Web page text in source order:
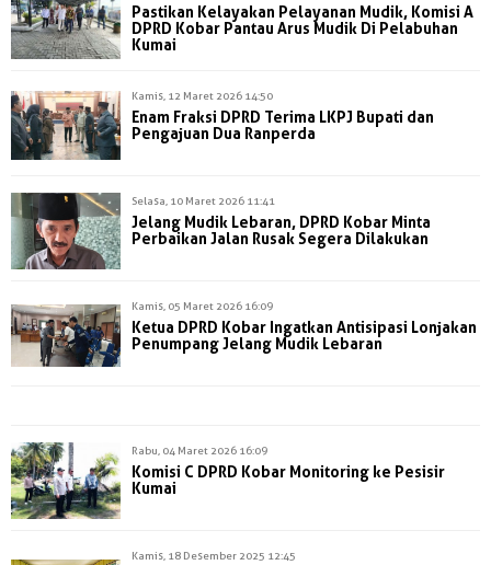
Pastikan Kelayakan Pelayanan Mudik, Komisi A
DPRD Kobar Pantau Arus Mudik Di Pelabuhan
Kumai
Kamis, 12 Maret 2026 14:50
Enam Fraksi DPRD Terima LKPJ Bupati dan
Pengajuan Dua Ranperda
Selasa, 10 Maret 2026 11:41
Jelang Mudik Lebaran, DPRD Kobar Minta
Perbaikan Jalan Rusak Segera Dilakukan
Kamis, 05 Maret 2026 16:09
Ketua DPRD Kobar Ingatkan Antisipasi Lonjakan
Penumpang Jelang Mudik Lebaran
Rabu, 04 Maret 2026 16:09
Komisi C DPRD Kobar Monitoring ke Pesisir
Kumai
Kamis, 18 Desember 2025 12:45